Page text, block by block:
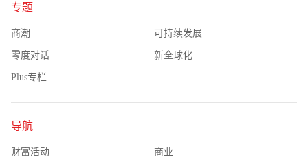
专题
商潮 可持续发展
零度对话 新全球化
Plus专栏
导航
财富活动 商业